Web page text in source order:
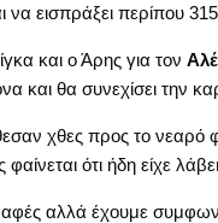
να εισπράξει περίπου
και ο Άρης για τον
και θα συνεχίσει την
χθες προς το
ότι ήδη είχε
αλλά έχουμε